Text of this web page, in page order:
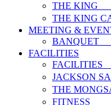
THE
THE KING
MEETING &
FACILITIES
JACKSON
THE